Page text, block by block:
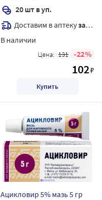
20 шт в уп.
Доставим в аптекузавтра
В наличии
Цена: 131 22
102₽
Купить
Ацикловир 5% мазь 5 гр